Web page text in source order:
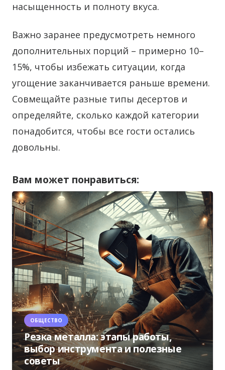
насыщенность и полноту вкуса.
Важно заранее предусмотреть немного
дополнительных порций – примерно 10–
15%, чтобы избежать ситуации, когда
угощение заканчивается раньше времени.
Совмещайте разные типы десертов и
определяйте, сколько каждой категории
понадобится, чтобы все гости остались
довольны.
Вам может понравиться:
ОБЩЕСТВО
Резка металла: этапы работы,
выбор инструмента и полезные
советы